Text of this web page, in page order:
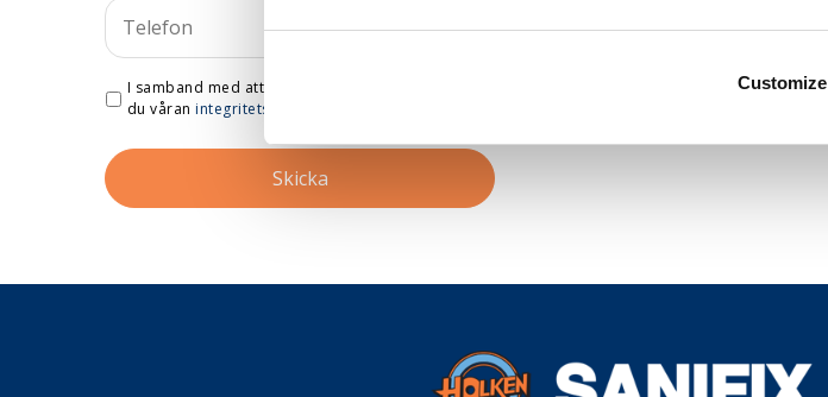
Customize
I samband med att du kontaktar oss godkänner
du våran integritetspolicy